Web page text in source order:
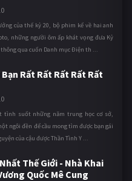
của thế kỷ 20, bộ phim kể về hai anh
những người ôm ấp khát vọng đưa Kỷ
qua cuốn Danh mục Điện th ...
Bạn Rất Rất Rất Rất Rất
tình suốt những năm trung học cơ sở,
ngôi đền để cầu mong tìm được bạn gái
của cậu được Thần Tình Y ...
Thế Giới - Nhà Khai
Quốc Mê Cung